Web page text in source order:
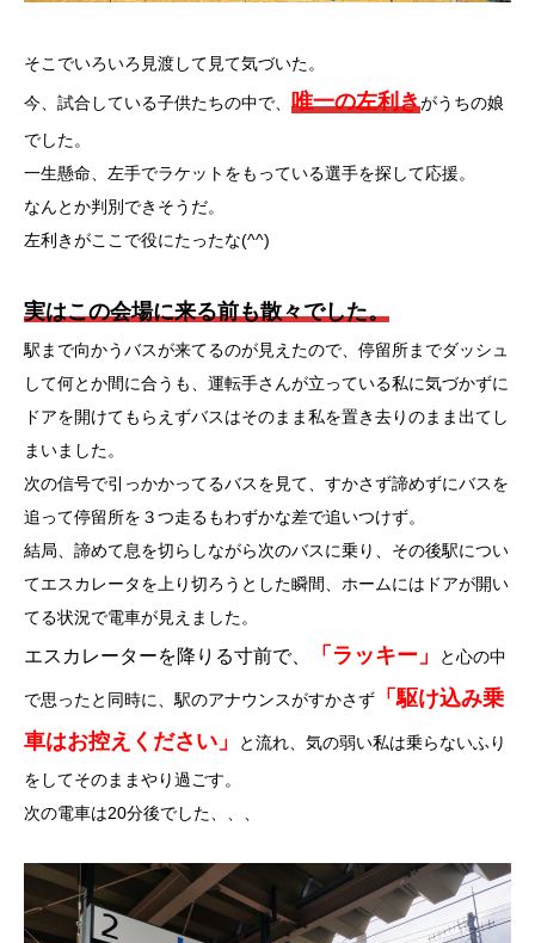
そこでいろいろ見渡して見て気づいた。
今、試合している子供たちの中で、 唯一の左利きがうちの娘
でした。
一生懸命、左手でラケットをもっている選手を探して応援。
なんとか判別できそうだ。
左利きがここで役にたったな(^^)
実はこの会場に来る前も散々でした。
駅まで向かうバスが来てるのが見えたので、停留所までダッシュ
して何とか間に合うも、運転手さんが立っている私に気づかずに
ドアを開けてもらえずバスはそのまま私を置き去りのまま出てし
まいました。
次の信号で引っかかってるバスを見て、すかさず諦めずにバスを
追って停留所を３つ走るもわずかな差で追いつけず。
結局、諦めて息を切らしながら次のバスに乗り、その後駅につい
てエスカレータを上り切ろうとした瞬間、ホームにはドアが開い
てる状況で電車が見えました。
エスカレーターを降りる寸前で、 「ラッキー」 と心の中
で思ったと同時に、駅のアナウンスがすかさず
「駆け込み乗
車はお控えください」
と流れ、気の弱い私は乗らないふり
をしてそのままやり過ごす。
次の電車は20分後でした、、、